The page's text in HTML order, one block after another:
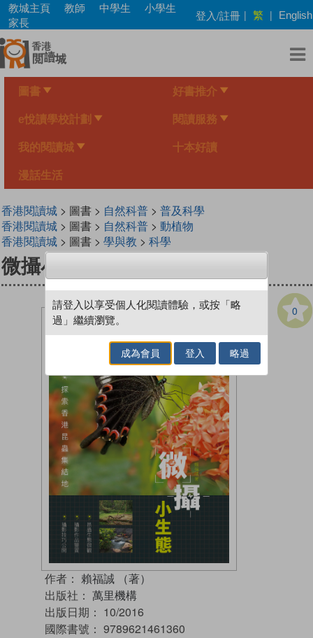
Skip
main
content
教城主頁 教師 中學生
小學生
家長
登入/註冊 | 繁 | English
圖書 好書推介
e悅讀學校計劃 閱讀服務
我的閱讀城 十本好讀
漫話生活
香港閱讀城> 圖書 > 自然科普> 普及科學
香港閱讀城> 圖書 > 自然科普> 動植物
香港閱讀城> 圖書 > 學與教 > 科學
微攝小生態
0
作者： 賴福誠 （著）
出版社： 萬里機構
出版日期： 10/2016
國際書號： 9789621461360
請登入以享受個人化閱讀體驗，或按「略
過」繼續瀏覽。
成為會員 登入 略過